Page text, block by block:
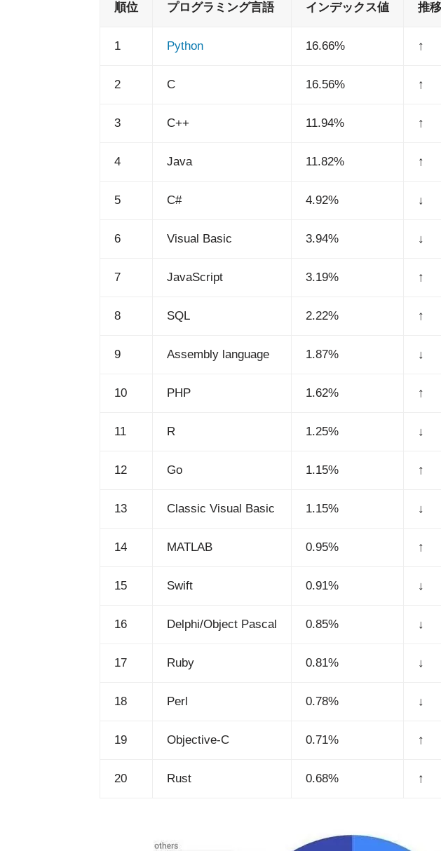
順位 プログラミング言語 インデックス値 推移
1 Python 16.66% ↑
2 C 16.56% ↑
3 C++ 11.94% ↑
4 Java 11.82% ↑
5 C# 4.92% ↓
6 Visual Basic 3.94% ↓
7 JavaScript 3.19% ↑
8 SQL 2.22% ↑
9 Assembly language 1.87% ↓
10 PHP 1.62% ↑
11 R 1.25% ↓
12 Go 1.15% ↑
13 Classic Visual Basic 1.15% ↓
14 MATLAB 0.95% ↑
15 Swift 0.91% ↓
16 Delphi/Object Pascal 0.85% ↓
17 Ruby 0.81% ↓
18 Perl 0.78% ↓
19 Objective-C 0.71% ↑
20 Rust 0.68% ↑